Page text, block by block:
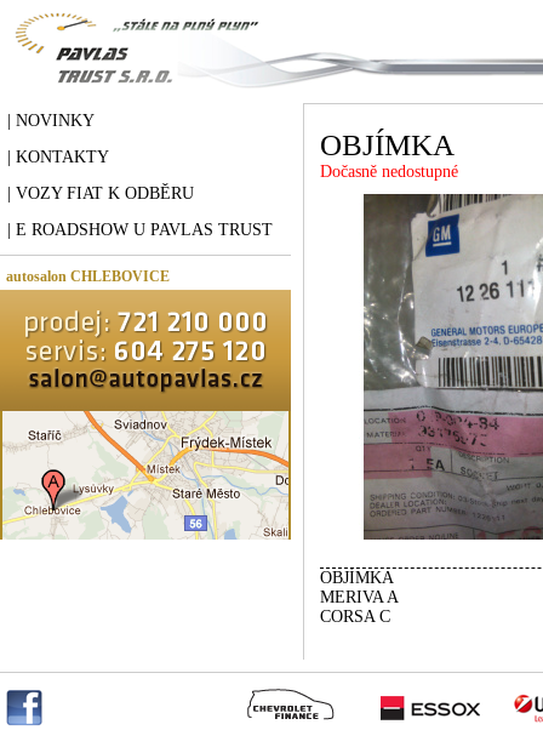
| NOVINKY
| KONTAKTY
| VOZY FIAT K ODBĚRU
| E ROADSHOW U PAVLAS TRUST
autosalon CHLEBOVICE
OBJÍMKA
Dočasně nedostupné
OBJÍMKA
MERIVA A
CORSA C